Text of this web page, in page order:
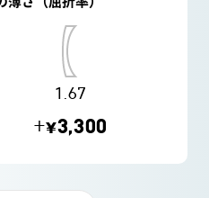
1.67
+¥3,300